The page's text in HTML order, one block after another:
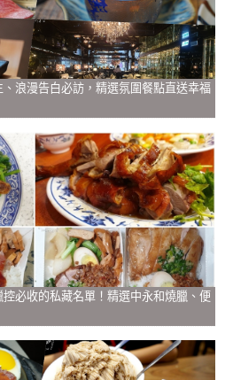
浪漫告白必訪，精選氛圍餐點直送幸福
必收的私藏名單！精選中永和燒臘、便